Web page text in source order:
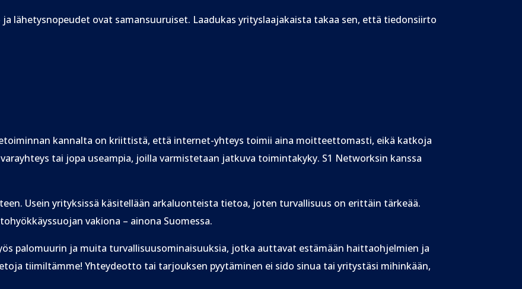
lähetysnopeudet ovat samansuuruiset. Laadukas yrityslaajakaista takaa sen, että tiedonsiirto
kannalta on kriittistä, että internet-yhteys toimii aina moitteettomasti, eikä katkoja
tai jopa useampia, joilla varmistetaan jatkuva toimintakyky. S1 Networksin kanssa
Usein yrityksissä käsitellään arkaluonteista tietoa, joten turvallisuus on erittäin tärkeää.
vakiona – ainona Suomessa.
palomuurin ja muita turvallisuusominaisuuksia, jotka auttavat estämään haittaohjelmien ja
tiimiltämme! Yhteydeotto tai tarjouksen pyytäminen ei sido sinua tai yritystäsi mihinkään,